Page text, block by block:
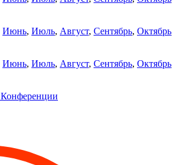
Июнь, Июль, Август, Сентябрь, Октябрь
Июнь, Июль, Август, Сентябрь, Октябрь
Конференции